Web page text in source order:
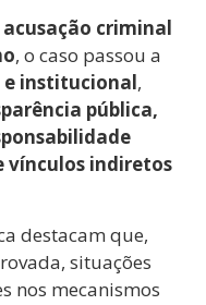
criminal
, o caso passou a
institucional,
pública,
vínculos indiretos
destacam que,
situações
nos mecanismos